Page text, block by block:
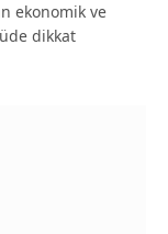
ekonomik ve
dikkat